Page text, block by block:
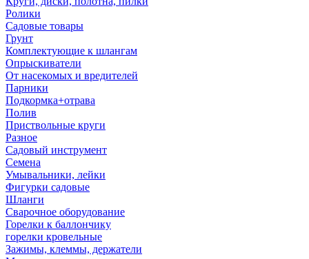
Ролики
Садовые товары
Грунт
Комплектующие к шлангам
Опрыскиватели
От насекомых и вредителей
Парники
Подкормка+отрава
Полив
Приствольные круги
Разное
Садовый инструмент
Семена
Умывальники, лейки
Фигурки садовые
Шланги
Сварочное оборудование
Горелки к баллончику
горелки кровельные
Зажимы, клеммы, держатели